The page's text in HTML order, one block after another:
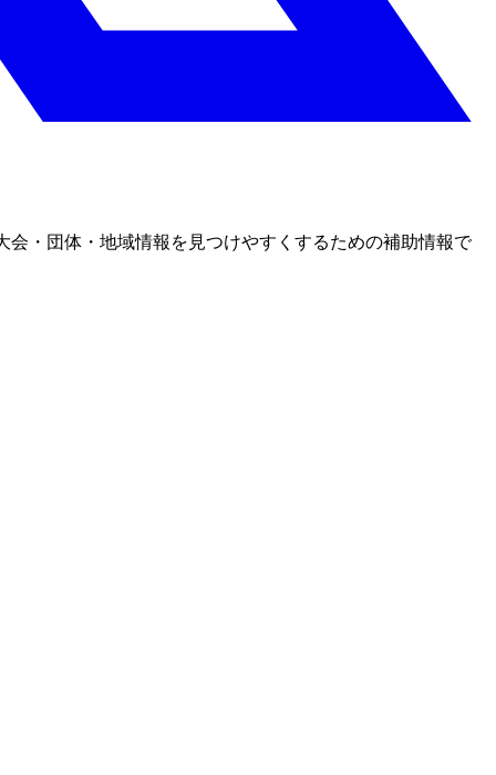
・団体・地域情報を見つけやすくするための補助情報で